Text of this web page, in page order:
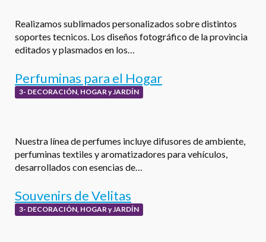
Realizamos sublimados personalizados sobre distintos
soportes tecnicos. Los diseños fotográfico de la provincia
editados y plasmados en los…
Perfuminas para el Hogar
3- DECORACIÓN, HOGAR y JARDÍN
Nuestra línea de perfumes incluye difusores de ambiente,
perfuminas textiles y aromatizadores para vehículos,
desarrollados con esencias de…
Souvenirs de Velitas
3- DECORACIÓN, HOGAR y JARDÍN